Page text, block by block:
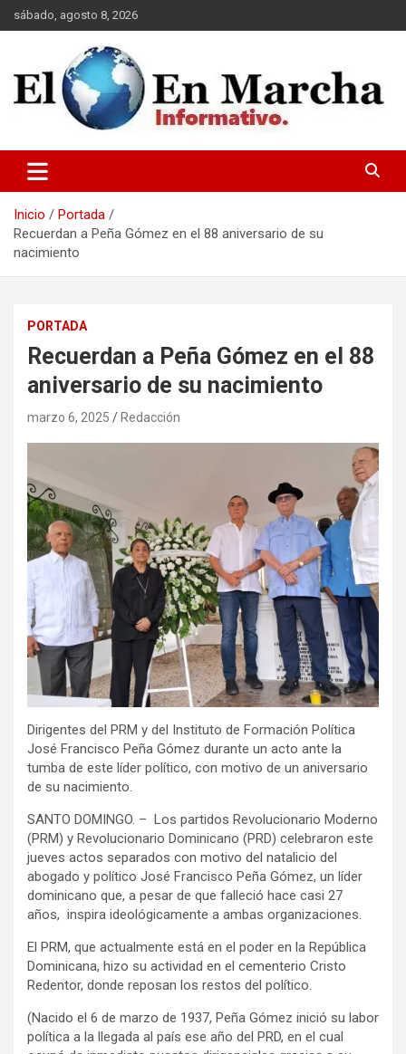
Saltar
al
sábado, agosto 8, 2026
elmundoenmarcha.net
Inicio
Portada
Recuerdan a Peña Gómez en el 88 aniversario de su
nacimiento
PORTADA
Recuerdan a Peña Gómez en el 88
aniversario de su nacimiento
marzo 6, 2025 Redacción
Dirigentes del PRM y del Instituto de Formación Política
José Francisco Peña Gómez durante un acto ante la
tumba de este líder político, con motivo de un aniversario
de su nacimiento.
SANTO DOMINGO. – Los partidos Revolucionario Moderno
(PRM) y Revolucionario Dominicano (PRD) celebraron este
jueves actos separados con motivo del natalicio del
abogado y político José Francisco Peña Gómez, un líder
dominicano que, a pesar de que falleció hace casi 27
años, inspira ideológicamente a ambas organizaciones.
El PRM, que actualmente está en el poder en la República
Dominicana, hizo su actividad en el cementerio Cristo
Redentor, donde reposan los restos del político.
(Nacido el 6 de marzo de 1937, Peña Gómez inició su labor
política a la llegada al país ese año del PRD, en el cual